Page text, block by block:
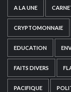
A LA UNE
CRYPTOMONNAIE
EDUCATION
FAITS DIVERS
PACIFIQUE